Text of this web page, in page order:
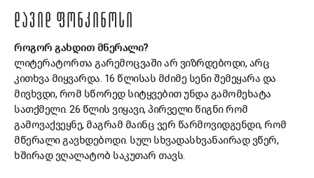
ᲓᲐᲕᲘᲓ ᲤᲝᲜᲙᲘᲜᲝᲡᲘ
როგორ გახდით მწერალი?
ლიტერატორთა გარემოცვაში არ ვიზრდებოდი, არც
კითხვა მიყვარდა. 16 წლისას მძიმე სენი შემეყარა და
მივხვდი, რომ სწორედ სიტყვებით უნდა გამომეხატა
სათქმელი. 26 წლის ვიყავი, პირველი წიგნი რომ
გამოვაქვეყნე, მაგრამ მაინც ვერ წარმოვიდგენდი, რომ
მწერალი გავხდებოდი. სულ სხვადასხვანაირად ვწერ,
ხშირად ვღალატობ საკუთარ თავს.